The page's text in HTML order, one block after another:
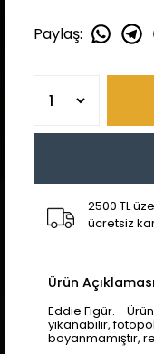
Paylaş:
2500 TL
ücretsiz
Ürün Açıklaması
Eddie Figür. -
yıkanabilir,
boyanmamıştır,